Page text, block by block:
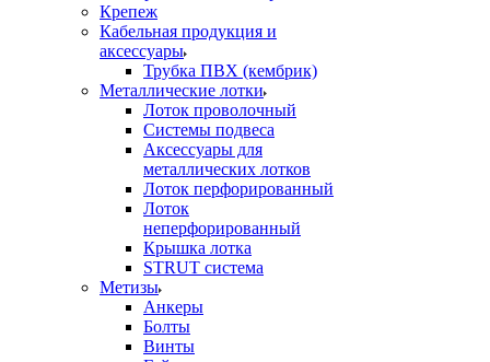
Крепеж
Кабельная продукция и
аксессуары
Трубка ПВХ (кембрик)
Металлические лотки
Лоток проволочный
Системы подвеса
Аксессуары для
металлических лотков
Лоток перфорированный
Лоток
неперфорированный
Крышка лотка
STRUT система
Метизы
Анкеры
Болты
Винты